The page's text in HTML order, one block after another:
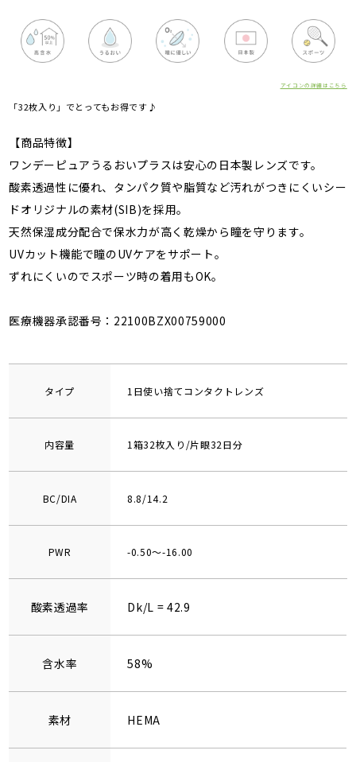
アイコンの詳細はこちら
「32枚入り」でとってもお得です♪
【商品特徴】
ワンデーピュアうるおいプラスは安心の日本製レンズです。
酸素透過性に優れ、タンパク質や脂質など汚れがつきにくいシー
ドオリジナルの素材(SIB)を採用。
天然保湿成分配合で保水力が高く乾燥から瞳を守ります。
UVカット機能で瞳のUVケアをサポート。
ずれにくいのでスポーツ時の着用もOK。
医療機器承認番号：22100BZX00759000
タイプ 1日使い捨てコンタクトレンズ
内容量 1箱32枚入り/片眼32日分
BC/DIA 8.8/14.2
PWR -0.50～-16.00
酸素透過率 Dk/L = 42.9
含水率 58%
素材 HEMA